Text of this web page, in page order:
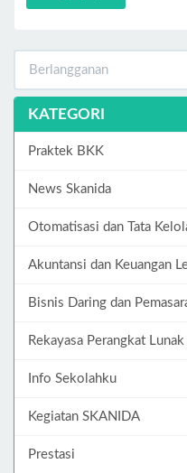
KATEGORI
Praktek BKK
News Skanida
Otomatisasi dan Tata
Akuntansi dan Keuangan
Bisnis Daring dan
Rekayasa Perangkat Lunak
Info Sekolahku
Kegiatan SKANIDA
Prestasi